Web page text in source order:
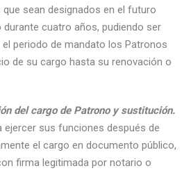
sean designados en el futuro
cuatro años, pudiendo ser
periodo de mandato los Patronos
de su cargo hasta su renovación o
del cargo de Patrono y sustitución.
ejercer sus funciones después de
el cargo en documento público,
firma legitimada por notario o